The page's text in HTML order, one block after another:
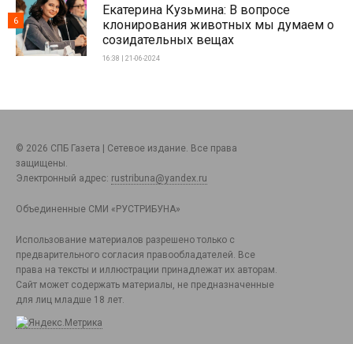
Екатерина Кузьмина: В вопросе
клонирования животных мы думаем о
созидательных вещах
16:38 | 21-06-2024
6
© 2026 СПБ Газета | Сетевое издание. Все права
защищены.
Электронный адрес: rustribuna@yandex.ru
Объединенные СМИ «РУСТРИБУНА»
Использование материалов разрешено только с
предварительного согласия правообладателей. Все
права на тексты и иллюстрации принадлежат их авторам.
Сайт может содержать материалы, не предназначенные
для лиц младше 18 лет.